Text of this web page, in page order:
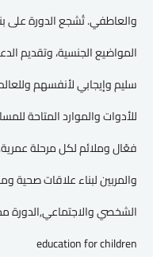
والعاطفي. تُشجع الدورة على
المواضيع الجنسية، وتقديم
سليم وإيجابي لأنفسهم
للأدوات والموارد المتاحة
فعّال وملائم لكل مرحلة
والمربين لبناء علاقات صحية
education for children